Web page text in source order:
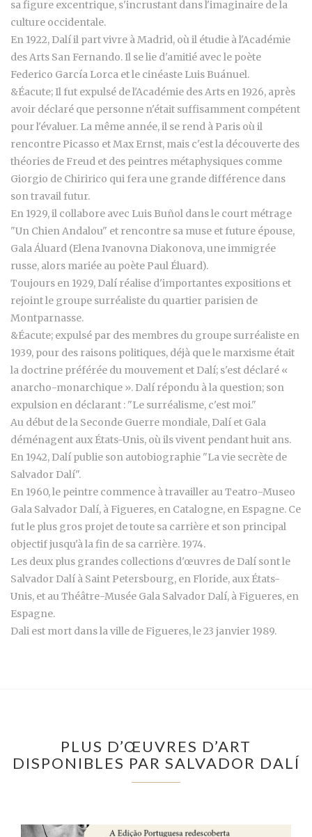
sa figure excentrique, s'incrustant dans l'imaginaire de la
culture occidentale.
En 1922, Dalí il part vivre à Madrid, où il étudie à l'Académie
des Arts San Fernando. Il se lie d'amitié avec le poète
Federico García Lorca et le cinéaste Luis Buánuel.
&Éacute; Il fut expulsé de l'Académie des Arts en 1926, après
avoir déclaré que personne n'était suffisamment compétent
pour l'évaluer. La même année, il se rend à Paris où il
rencontre Picasso et Max Ernst, mais c'est la découverte des
théories de Freud et des peintres métaphysiques comme
Giorgio de Chiririco qui fera une grande différence dans
son travail futur.
En 1929, il collabore avec Luis Buñol dans le court métrage
"Un Chien Andalou" et rencontre sa muse et future épouse,
Gala Áluard (Elena Ivanovna Diakonova, une immigrée
russe, alors mariée au poète Paul Éluard).
Toujours en 1929, Dalí réalise d'importantes expositions et
rejoint le groupe surréaliste du quartier parisien de
Montparnasse.
&Éacute; expulsé par des membres du groupe surréaliste en
1939, pour des raisons politiques, déjà que le marxisme était
la doctrine préférée du mouvement et Dalí; s'est déclaré «
anarcho-monarchique ». Dalí répondu à la question; son
expulsion en déclarant : "Le surréalisme, c'est moi."
Au début de la Seconde Guerre mondiale, Dalí et Gala
déménagent aux États-Unis, où ils vivent pendant huit ans.
En 1942, Dalí publie son autobiographie "La vie secrète de
Salvador Dalí".
En 1960, le peintre commence à travailler au Teatro-Museo
Gala Salvador Dalí, à Figueres, en Catalogne, en Espagne. Ce
fut le plus gros projet de toute sa carrière et son principal
objectif jusqu'à la fin de sa carrière. 1974.
Les deux plus grandes collections d'œuvres de Dalí sont le
Salvador Dalí à Saint Petersbourg, en Floride, aux États-
Unis, et au Théâtre-Musée Gala Salvador Dalí, à Figueres, en
Espagne.
Dali est mort dans la ville de Figueres, le 23 janvier 1989.
PLUS D’ŒUVRES D’ART
DISPONIBLES PAR SALVADOR DALÍ